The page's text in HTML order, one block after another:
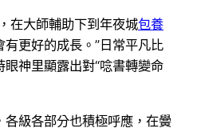
在大師輔助下到年夜城包養
更好的成長。”日常平凡比
神里顯露出對“唸書轉變命
各級各部分也積極呼應，在黌